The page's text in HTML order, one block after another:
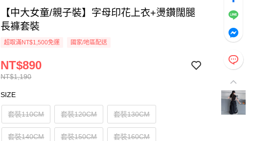
【中大女童/親子裝】字母印花上衣+燙鑽闊腿
長褲套裝
超取滿NT$1,500免運 國家/地區配送
NT$1,190
NT$890
SIZE
套裝110CM 套裝120CM 套裝130CM
套裝140CM 套裝150CM 套裝160CM